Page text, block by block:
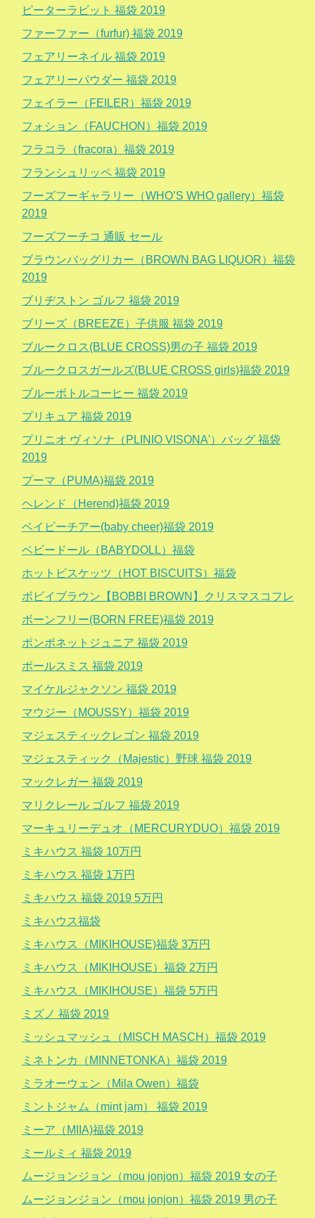
ピーターラビット 福袋 2019
ファーファー（furfur) 福袋 2019
フェアリーネイル 福袋 2019
フェアリーパウダー 福袋 2019
フェイラー（FEILER）福袋 2019
フォション（FAUCHON）福袋 2019
フラコラ（fracora）福袋 2019
フランシュリッペ 福袋 2019
フーズフーギャラリー（WHO’S WHO gallery）福袋
2019
フーズフーチコ 通販 セール
ブラウンバッグリカー（BROWN BAG LIQUOR）福袋
2019
ブリヂストン ゴルフ 福袋 2019
ブリーズ（BREEZE）子供服 福袋 2019
ブルークロス(BLUE CROSS)男の子 福袋 2019
ブルークロスガールズ(BLUE CROSS girls)福袋 2019
ブルーボトルコーヒー 福袋 2019
プリキュア 福袋 2019
プリニオ ヴィソナ（PLINIO VISONA'）バッグ 福袋
2019
プーマ（PUMA)福袋 2019
ヘレンド（Herend)福袋 2019
ベイビーチアー(baby cheer)福袋 2019
ベビードール（BABYDOLL）福袋
ホットビスケッツ（HOT BISCUITS）福袋
ボビイブラウン【BOBBI BROWN】クリスマスコフレ
ボーンフリー(BORN FREE)福袋 2019
ポンポネットジュニア 福袋 2019
ポールスミス 福袋 2019
マイケルジャクソン 福袋 2019
マウジー（MOUSSY）福袋 2019
マジェスティックレゴン 福袋 2019
マジェスティック（Majestic）野球 福袋 2019
マックレガー 福袋 2019
マリクレール ゴルフ 福袋 2019
マーキュリーデュオ（MERCURYDUO）福袋 2019
ミキハウス 福袋 10万円
ミキハウス 福袋 1万円
ミキハウス 福袋 2019 5万円
ミキハウス福袋
ミキハウス（MIKIHOUSE)福袋 3万円
ミキハウス（MIKIHOUSE）福袋 2万円
ミキハウス（MIKIHOUSE）福袋 5万円
ミズノ 福袋 2019
ミッシュマッシュ（MISCH MASCH）福袋 2019
ミネトンカ（MINNETONKA）福袋 2019
ミラオーウェン（Mila Owen）福袋
ミントジャム（mint jam） 福袋 2019
ミーア（MIIA)福袋 2019
ミールミィ 福袋 2019
ムージョンジョン（mou jonjon）福袋 2019 女の子
ムージョンジョン（mou jonjon）福袋 2019 男の子